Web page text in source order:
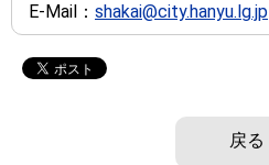
E-Mail： shakai@city.hanyu.lg.jp
戻る